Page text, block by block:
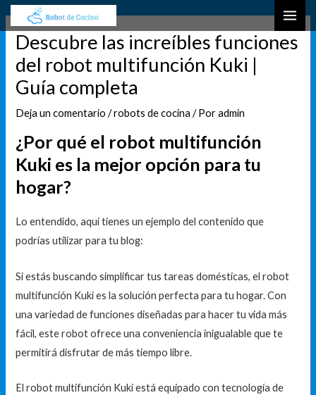
contenido
Descubre las increíbles funciones
del robot multifunción Kuki |
Guía completa
Deja un comentario /robots de cocina / Poradmin
¿Por qué el robot multifunción
Kuki es la mejor opción para tu
hogar?
Lo entendido, aquí tienes un ejemplo del contenido que
podrías utilizar para tu blog:
Si estás buscando simplificar tus tareas domésticas, el robot
multifunción Kuki es la solución perfecta para tu hogar. Con
una variedad de funciones diseñadas para hacer tu vida más
fácil, este robot ofrece una conveniencia inigualable que te
permitirá disfrutar de más tiempo libre.
El robot multifunción Kuki está equipado con tecnología de
Navegación
de
entradas
u
s
c
a
r